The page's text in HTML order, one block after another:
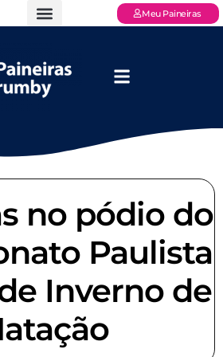
Meu Paineiras
no pódio do
Paulista
Inverno de